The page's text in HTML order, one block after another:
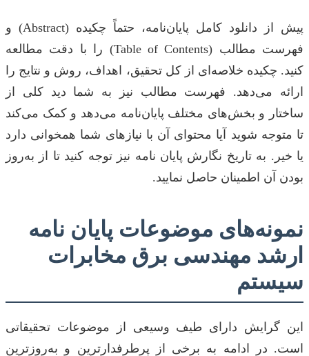
پیش از دانلود کامل پایان‌نامه، حتماً چکیده (Abstract) و
فهرست مطالب (Table of Contents) را با دقت مطالعه
کنید. چکیده خلاصه‌ای از کل تحقیق، اهداف، روش و نتایج را
ارائه می‌دهد. فهرست مطالب نیز به شما دید کلی از
ساختار و بخش‌های مختلف پایان‌نامه می‌دهد و کمک می‌کند
تا متوجه شوید آیا محتوای آن با نیازهای شما همخوانی دارد
یا خیر. به تاریخ نگارش پایان نامه نیز توجه کنید تا از به‌روز
بودن آن اطمینان حاصل نمایید.
نمونه‌های موضوعات پایان نامه
ارشد مهندسی برق مخابرات
سیستم
این گرایش دارای طیف وسیعی از موضوعات تحقیقاتی
است. در ادامه به برخی از پرطرفدارترین و به‌روزترین